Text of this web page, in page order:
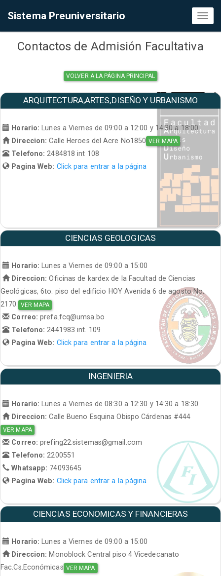
Sistema Preuniversitario
Contactos de Admisión Facultativa
VOLVER A LA PÁGINA PRINCIPAL
ARQUITECTURA,ARTES,DISEÑO Y URBANISMO
Horario:
Lunes a Viernes de 09:00 a 12:00 y 14:30 a 18:00
Direccion: Calle Heroes del Acre No1850 VER MAPA
Telefono: 2484818 int 108
Pagina Web: Click para entrar a la página
CIENCIAS GEOLOGICAS
Horario: Lunes a Viernes de 09:00 a 15:00
Direccion: Oficinas de kardex de la Facultad de Ciencias
Geológicas, 6to. piso del edificio HOY Avenida 6 de agosto No.
2170. VER MAPA
Correo:prefa.fcq@umsa.bo
Telefono:2441983 int. 109
Pagina Web: Click para entrar a la página
INGENIERIA
Horario:
Lunes a Viernes de 08:30 a 12:30 y 14:30 a 18:30
Direccion: Calle Bueno Esquina Obispo Cárdenas #444
VER MAPA
Correo:prefing22.sistemas@gmail.com
Telefono: 2200551
Whatsapp: 74093645
Pagina Web: Click para entrar a la página
CIENCIAS ECONOMICAS Y FINANCIERAS
Horario: Lunes a Viernes de 09:00 a 15:00
Direccion: Monoblock Central piso 4 Vicedecanato
Fac.Cs.Económicas VER MAPA